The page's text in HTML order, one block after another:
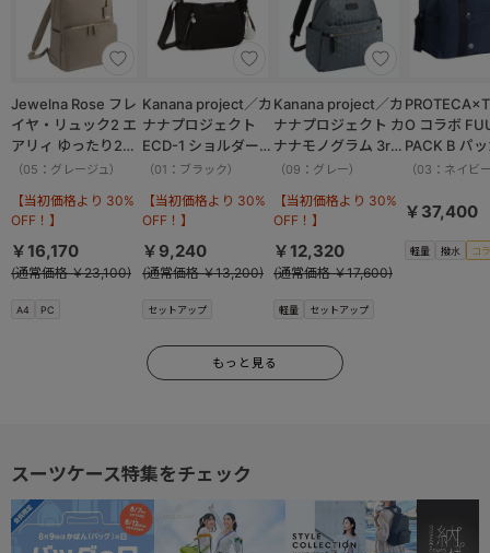
A4 PC
Jewelna Rose フレ
イヤ・リュック2 エ
アリィ ゆったり2ル
ーム 16262
（05：グレージュ）
【当初価格より 30%
OFF！】
￥16,170
(通常価格 ￥23,100)
セットアップ
Kanana project／カ
ナナプロジェクト
ECD-1 ショルダーバ
ッグ 横 19083
（01：ブラック）
【当初価格より 30%
OFF！】
￥9,240
(通常価格 ￥13,200)
軽量 セットアップ
Kanana project／カ
ナナプロジェクト カ
ナナモノグラム 3rd
リュックサック
（09：グレー）
【当初価格より 30%
OFF！】
￥12,320
(通常価格 ￥17,600)
軽量 撥水 コ
O コラボ
PACK B パ
ボストンバ
13002
（03：ネイビ
￥37,400
もっと見る
スーツケース特集をチェック